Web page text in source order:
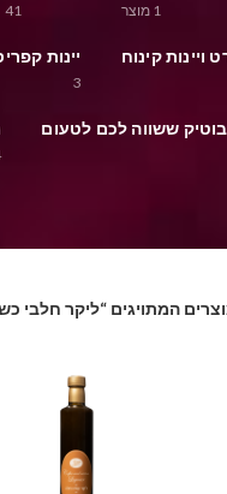
1 מוצר 41
ויינות קינוח יינות
3
בוטיק ששווה לכם לטעום
המתויגים “ליקר חלבי